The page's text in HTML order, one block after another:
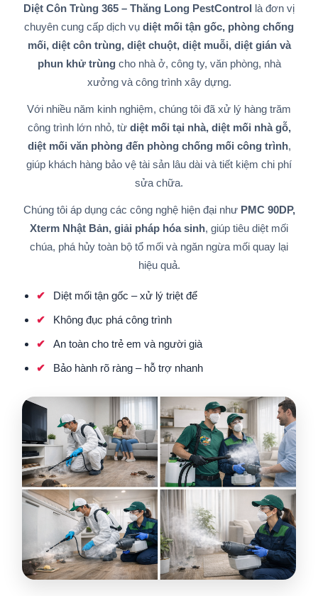
Diệt Côn Trùng 365 – Thăng Long PestControl là đơn vị
chuyên cung cấp dịch vụ diệt mối tận gốc, phòng chống
mối, diệt côn trùng, diệt chuột, diệt muỗi, diệt gián và
phun khử trùngcho nhà ở, công ty, văn phòng, nhà
xưởng và công trình xây dựng.
Với nhiều năm kinh nghiệm, chúng tôi đã xử lý hàng trăm
công trình lớn nhỏ, từ diệt mối tại nhà, diệt mối nhà gỗ,
diệt mối văn phòng đến phòng chống mối công trình,
giúp khách hàng bảo vệ tài sản lâu dài và tiết kiệm chi phí
sửa chữa.
Chúng tôi áp dụng các công nghệ hiện đại như PMC 90DP,
Xterm Nhật Bản, giải pháp hóa sinh, giúp tiêu diệt mối
chúa, phá hủy toàn bộ tổ mối và ngăn ngừa mối quay lại
hiệu quả.
Diệt mối tận gốc – xử lý triệt để
Không đục phá công trình
An toàn cho trẻ em và người già
Bảo hành rõ ràng – hỗ trợ nhanh